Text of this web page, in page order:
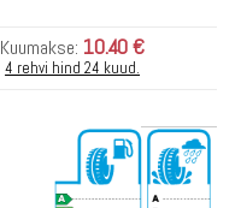
Kuumakse: 10.40 €
4 rehvi hind 24 kuud.